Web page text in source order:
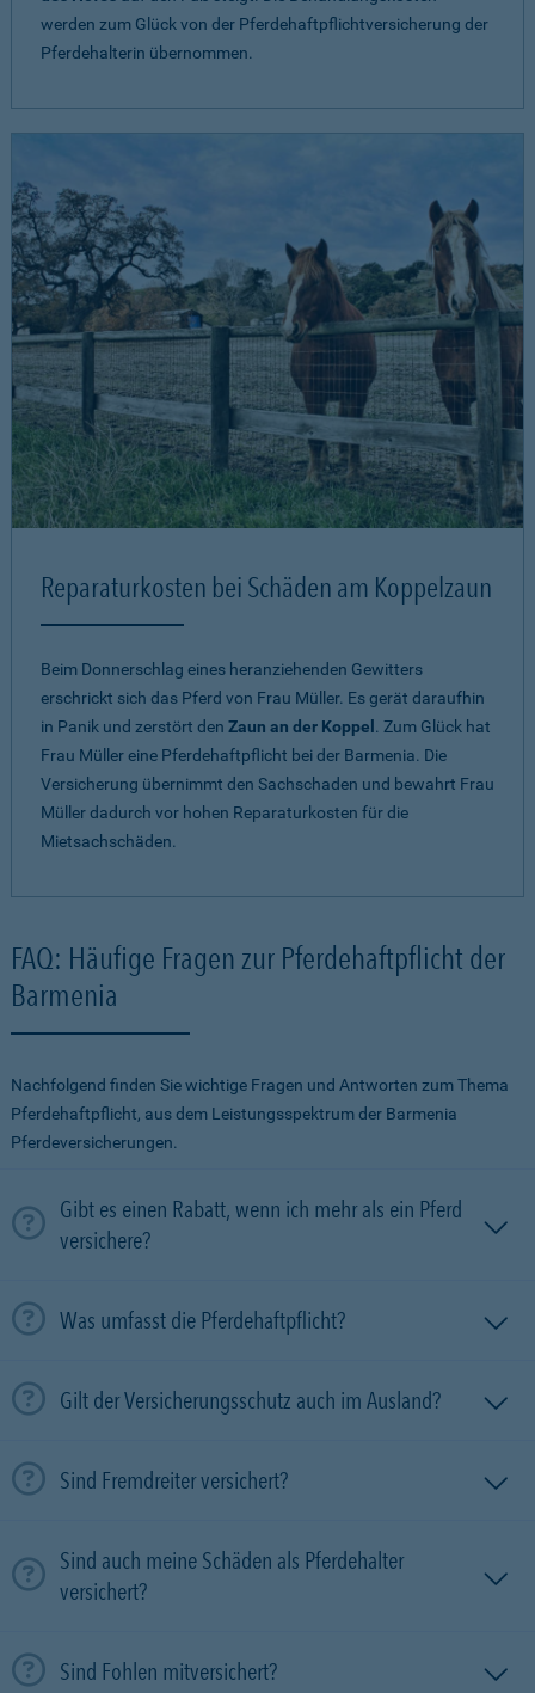
werden zum Glück von der Pferdehaftpflichtversicherung der
Pferdehalterin übernommen.
Reparaturkosten bei Schäden am Koppelzaun
Beim Donnerschlag eines heranziehenden Gewitters
erschrickt sich das Pferd von Frau Müller. Es gerät daraufhin
in Panik und zerstört den Zaun an der Koppel . Zum Glück hat
Frau Müller eine Pferdehaftpflicht bei der Barmenia. Die
Versicherung übernimmt den Sachschaden und bewahrt Frau
Müller dadurch vor hohen Reparaturkosten für die
Mietsachschäden.
FAQ: Häufige Fragen zur Pferdehaftpflicht der
Barmenia
Nachfolgend finden Sie wichtige Fragen und Antworten zum Thema
Pferdehaftpflicht, aus dem Leistungsspektrum der Barmenia
Pferdeversicherungen.
Gibt es einen Rabatt, wenn ich mehr als ein Pferd
versichere?
Was umfasst die Pferdehaftpflicht?
Gilt der Versicherungsschutz auch im Ausland?
Sind Fremdreiter versichert?
Sind auch meine Schäden als Pferdehalter
versichert?
Sind Fohlen mitversichert?